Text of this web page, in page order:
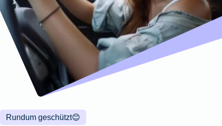
Wohnungsschutzbrief
Zur
Produktübersicht
Gewässerschadenhaftpflicht
Zur
Produktübersicht
Zur
Produktübersicht
Reisehaftpflichtversicherung
Reiserücktrittsversicherung
Zur
Produktübersicht
Zur
Produktübersicht
Zur
Produktübersicht
Zur
Produktübersicht
Montageversicherung
Zur
Produktübersicht
Gruppenunfall für
Betriebe
Gruppenunfall für
Vereine
Produktübersicht
Kunstversicherung
Ausstellungsversicherung
Valorenversicherung
Oldtimersammlungsversicherung
Zur
😊
Rundum geschützt